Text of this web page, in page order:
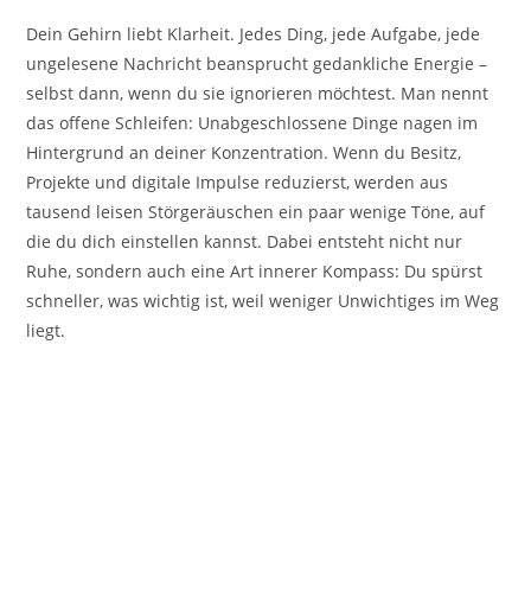
Dein Gehirn liebt Klarheit. Jedes Ding, jede Aufgabe, jede
ungelesene Nachricht beansprucht gedankliche Energie –
selbst dann, wenn du sie ignorieren möchtest. Man nennt
das offene Schleifen: Unabgeschlossene Dinge nagen im
Hintergrund an deiner Konzentration. Wenn du Besitz,
Projekte und digitale Impulse reduzierst, werden aus
tausend leisen Störgeräuschen ein paar wenige Töne, auf
die du dich einstellen kannst. Dabei entsteht nicht nur
Ruhe, sondern auch eine Art innerer Kompass: Du spürst
schneller, was wichtig ist, weil weniger Unwichtiges im Weg
liegt.